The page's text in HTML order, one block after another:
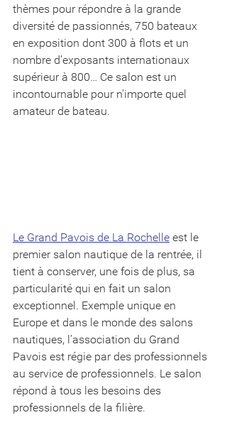
thèmes pour répondre à la grande
diversité de passionnés, 750 bateaux
en exposition dont 300 à flots et un
nombre d’exposants internationaux
supérieur à 800… Ce salon est un
incontournable pour n’importe quel
amateur de bateau.
Le Grand Pavois de La Rochelle est le
premier salon nautique de la rentrée, il
tient à conserver, une fois de plus, sa
particularité qui en fait un salon
exceptionnel. Exemple unique en
Europe et dans le monde des salons
nautiques, l’association du Grand
Pavois est régie par des professionnels
au service de professionnels. Le salon
répond à tous les besoins des
professionnels de la filière.